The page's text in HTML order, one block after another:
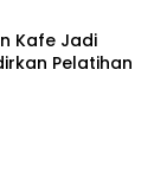
Kafe Jadi
Pelatihan